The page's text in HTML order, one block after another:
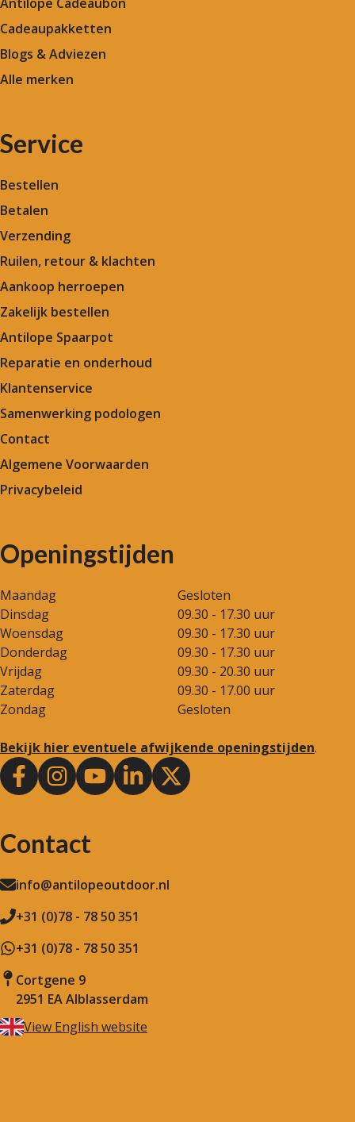
Cadeaupakketten
Blogs & Adviezen
Alle merken
Service
Bestellen
Betalen
Verzending
Ruilen, retour & klachten
Aankoop herroepen
Zakelijk bestellen
Antilope Spaarpot
Reparatie en onderhoud
Klantenservice
Samenwerking podologen
Contact
Algemene Voorwaarden
Privacybeleid
Openingstijden
Maandag
Gesloten
Dinsdag
09.30 - 17.30 uur
Woensdag
09.30 - 17.30 uur
Donderdag
09.30 - 17.30 uur
Vrijdag
09.30 - 20.30 uur
Zaterdag
09.30 - 17.00 uur
Zondag
Gesloten
Bekijk hier eventuele afwijkende openingstijden.
Contact
info@antilopeoutdoor.nl
+31 (0)78 - 78 50 351
+31 (0)78 - 78 50 351
Cortgene 9
2951 EA Alblasserdam
View English website